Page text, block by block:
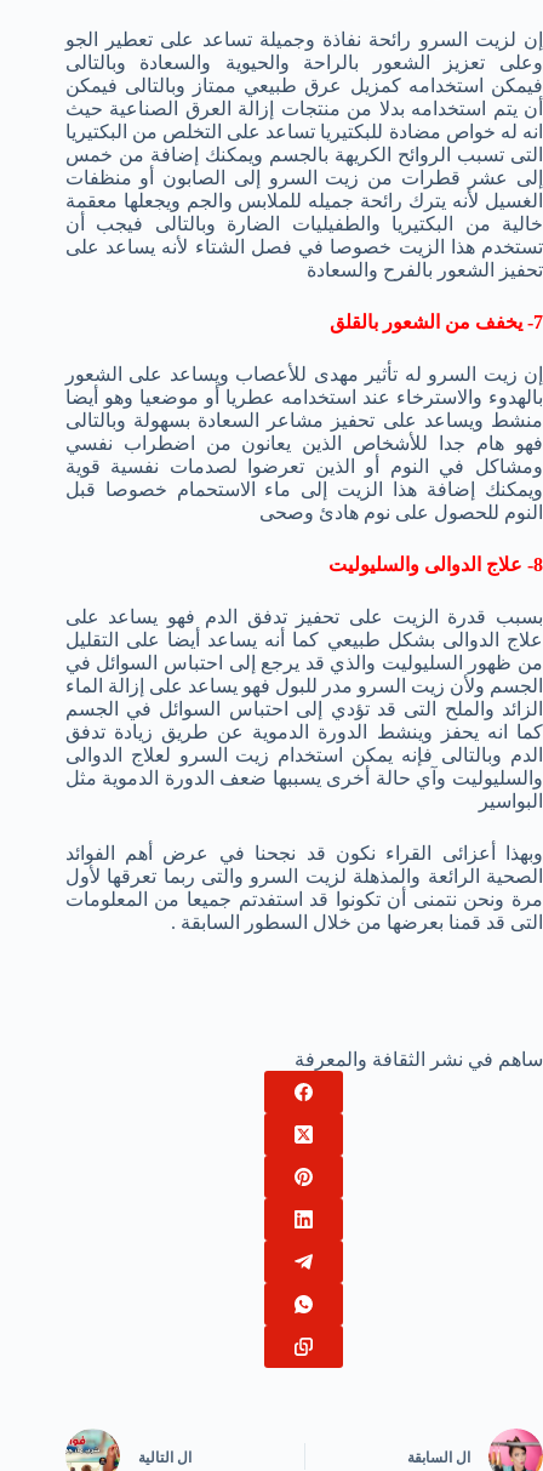
إن لزيت السرو رائحة نفاذة وجميلة تساعد على تعطير الجو
وعلى تعزيز الشعور بالراحة والحيوية والسعادة وبالتالى
فيمكن استخدامه كمزيل عرق طبيعي ممتاز وبالتالى فيمكن
أن يتم استخدامه بدلا من منتجات إزالة العرق الصناعية حيث
انه له خواص مضادة للبكتيريا تساعد على التخلص من البكتيريا
التى تسبب الروائح الكريهة بالجسم ويمكنك إضافة من خمس
إلى عشر قطرات من زيت السرو إلى الصابون أو منظفات
الغسيل لأنه يترك رائحة جميله للملابس والجم ويجعلها معقمة
خالية من البكتيريا والطفيليات الضارة وبالتالى فيجب أن
تستخدم هذا الزيت خصوصا في فصل الشتاء لأنه يساعد على
تحفيز الشعور بالفرح والسعادة
7- يخفف من الشعور بالقلق
إن زيت السرو له تأثير مهدى للأعصاب ويساعد على الشعور
بالهدوء والاسترخاء عند استخدامه عطريا أو موضعيا وهو أيضا
منشط ويساعد على تحفيز مشاعر السعادة بسهولة وبالتالى
فهو هام جدا للأشخاص الذين يعانون من اضطراب نفسي
ومشاكل في النوم أو الذين تعرضوا لصدمات نفسية قوية
ويمكنك إضافة هذا الزيت إلى ماء الاستحمام خصوصا قبل
النوم للحصول على نوم هادئ وصحى
8- علاج الدوالى والسليوليت
بسبب قدرة الزيت على تحفيز تدفق الدم فهو يساعد على
علاج الدوالى بشكل طبيعي كما أنه يساعد أيضا على التقليل
من ظهور السليوليت والذي قد يرجع إلى احتباس السوائل في
الجسم ولأن زيت السرو مدر للبول فهو يساعد على إزالة الماء
الزائد والملح التى قد تؤدي إلى احتباس السوائل في الجسم
كما انه يحفز وينشط الدورة الدموية عن طريق زيادة تدفق
الدم وبالتالى فإنه يمكن استخدام زيت السرو لعلاج الدوالى
والسليوليت وآي حالة أخرى يسببها ضعف الدورة الدموية مثل
البواسير
وبهذا أعزائى القراء نكون قد نجحنا في عرض أهم الفوائد
الصحية الرائعة والمذهلة لزيت السرو والتى ربما تعرقها لأول
مرة ونحن نتمنى أن تكونوا قد استفدتم جميعا من المعلومات
التى قد قمنا بعرضها من خلال السطور السابقة .
ساهم في نشر الثقافة والمعرفة
ال السابقة ال التالية